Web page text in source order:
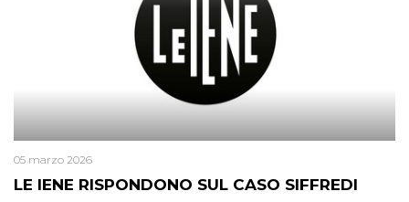
LE IENE RISPONDONO SUL CASO SIFFREDI
05 marzo 2026